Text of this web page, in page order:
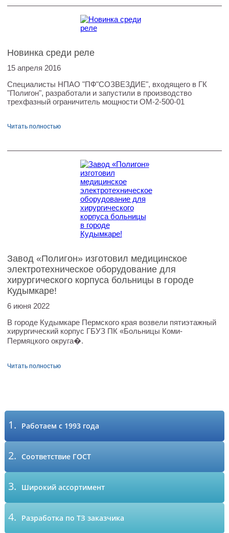
Новинка среди реле
15 апреля 2016
Специалисты НПАО "ПФ"СОЗВЕЗДИЕ", входящего в ГК
"Полигон", разработали и запустили в производство
трехфазный ограничитель мощности ОМ-2-500-01
Читать полностью
Завод «Полигон» изготовил медицинское
электротехническое оборудование для
хирургического корпуса больницы в городе
Кудымкаре!
6 июня 2022
В городе Кудымкаре Пермского края возвели пятиэтажный
хирургический корпус ГБУЗ ПК «Больницы Коми-
Пермяцкого округа�.
Читать полностью
1. Работаем с 1993 года
2. Соответствие ГОСТ
3. Широкий ассортимент
4. Разработка по ТЗ заказчика